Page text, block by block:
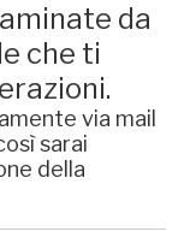
da
che ti
via mail
sarai
della